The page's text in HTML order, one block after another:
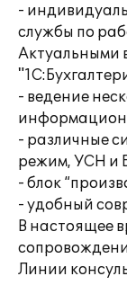
-
службы по
Актуальными
- ведение
- различные
режим, УСН и
- блок
- удобный
В настоящее
Линии